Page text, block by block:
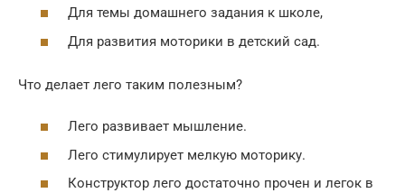
Для темы домашнего задания к школе,
Для развития моторики в детский сад.
Что делает лего таким полезным?
Лего развивает мышление.
Лего стимулирует мелкую моторику.
Конструктор лего достаточно прочен и легок в